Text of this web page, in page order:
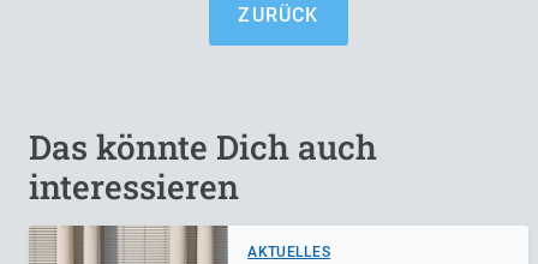
ZURÜCK
Das könnte Dich auch
interessieren
AKTUELLES